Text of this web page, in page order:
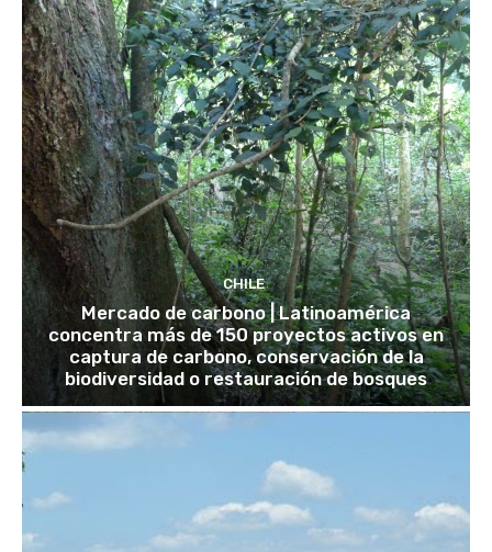
CHILE
Mercado de carbono | Latinoamérica
concentra más de 150 proyectos activos en
captura de carbono, conservación de la
biodiversidad o restauración de bosques